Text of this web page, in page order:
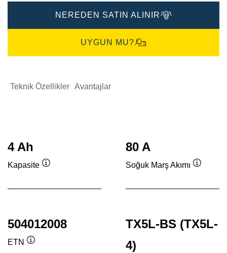
NEREDEN SATIN ALINIR
UYGUN MU?
Teknik Özellikler Avantajlar
4 Ah
Kapasite
80 A
Soğuk Marş Akımı
504012008
ETN
TX5L-BS (TX5L-
4)